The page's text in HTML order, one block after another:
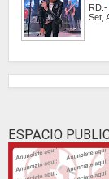
Set,
ESPACIO